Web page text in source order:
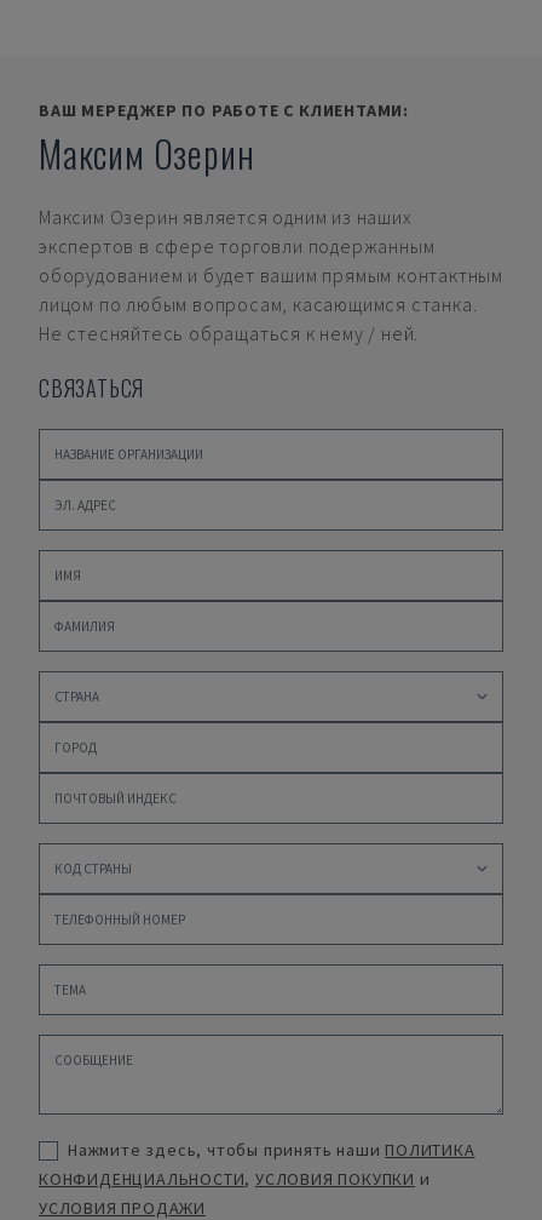
ВАШ МЕРЕДЖЕР ПО РАБОТЕ С КЛИЕНТАМИ:
Максим Озерин
Максим Озерин является одним из наших
экспертов в сфере торговли подержанным
оборудованием и будет вашим прямым контактным
лицом по любым вопросам, касающимся станка.
Не стесняйтесь обращаться к нему / ней.
СВЯЗАТЬСЯ
Нажмите здесь, чтобы принять наши ПОЛИТИКА
КОНФИДЕНЦИАЛЬНОСТИ,УСЛОВИЯ ПОКУПКИ и
УСЛОВИЯ ПРОДАЖИ